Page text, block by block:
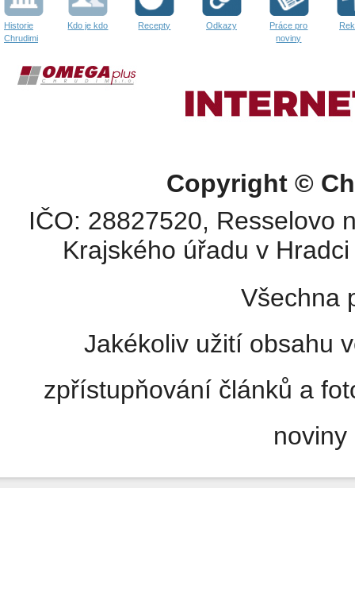
Historie
Chrudimi
Kdo je kdo Recepty Odkazy
Práce pro
noviny
Copyright ©
IČO: 28827520, Resselovo
Krajského úřadu v
Všechna
Jakékoliv užití obsahu
zpřístupňování článků a